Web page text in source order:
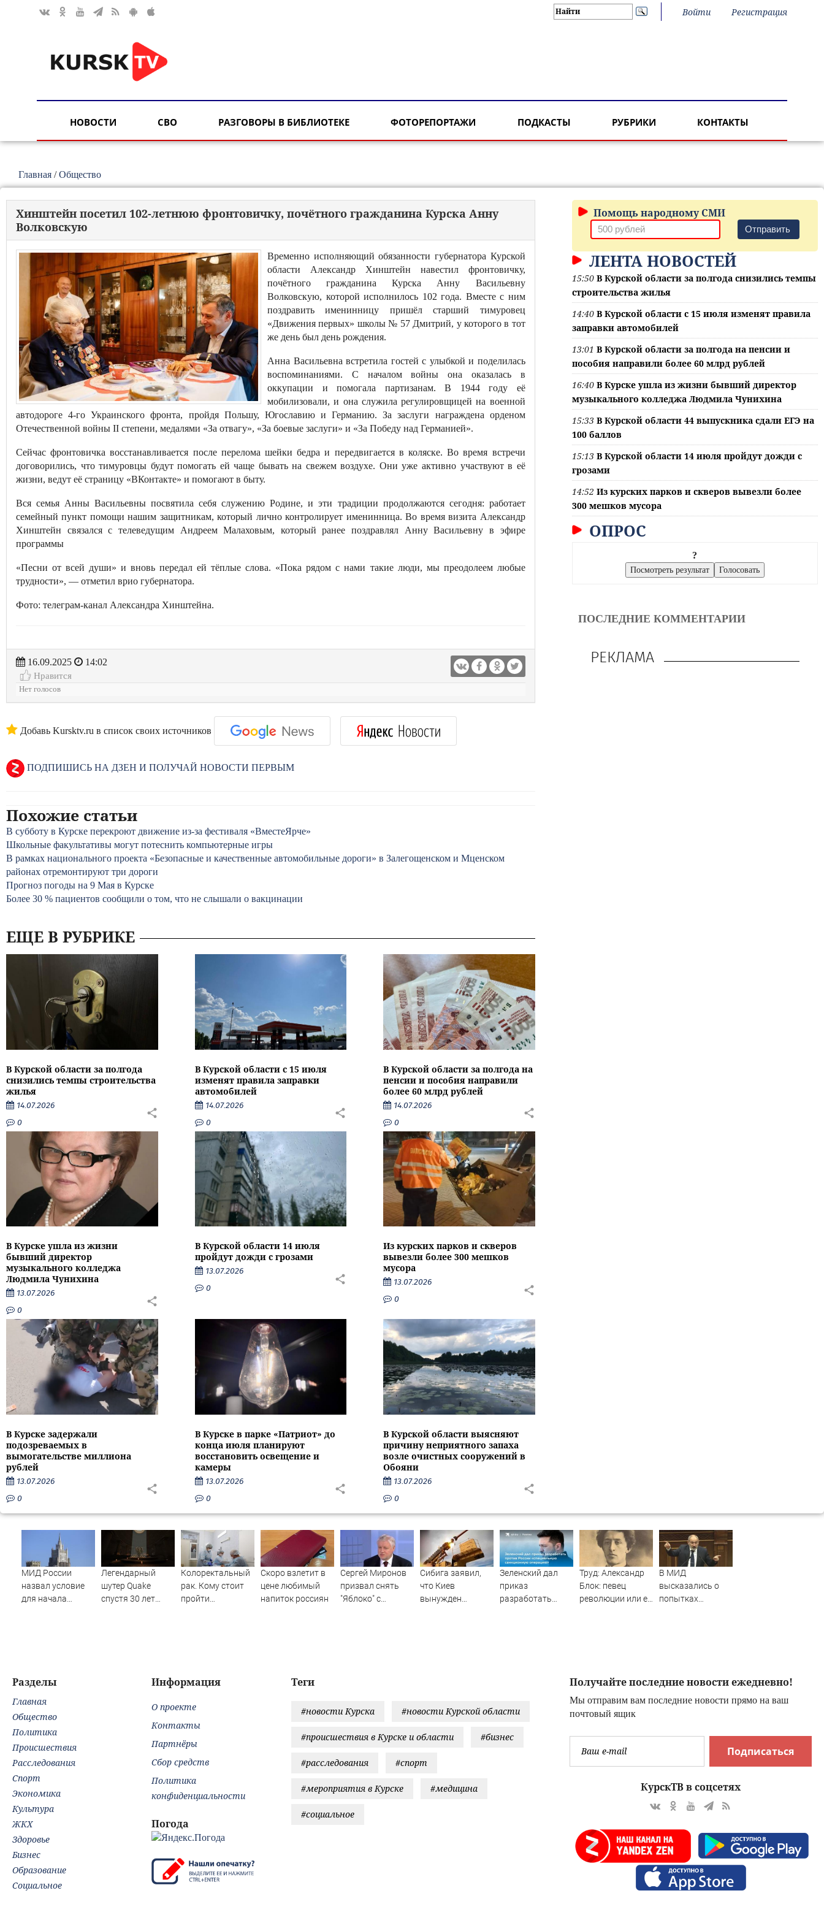
Войти Регистрация
НОВОСТИ СВО РАЗГОВОРЫ В БИБЛИОТЕКЕ ФОТОРЕПОРТАЖИ ПОДКАСТЫ РУБРИКИ КОНТАКТЫ
Главная /Общество
Хинштейн посетил 102-летнюю фронтовичку, почётного гражданина Курска Анну
Волковскую
Временно исполняющий обязанности губернатора Курской
области Александр Хинштейн навестил фронтовичку,
почётного гражданина Курска Анну Васильевну
Волковскую, которой исполнилось 102 года. Вместе с ним
поздравить именинницу пришёл старший тимуровец
«Движения первых» школы № 57 Дмитрий, у которого в тот
же день был день рождения.
Анна Васильевна встретила гостей с улыбкой и поделилась
воспоминаниями. С началом войны она оказалась в
оккупации и помогала партизанам. В 1944 году её
мобилизовали, и она служила регулировщицей на военной
автодороге 4-го Украинского фронта, пройдя Польшу, Югославию и Германию. За заслуги награждена орденом
Отечественной войны II степени, медалями «За отвагу», «За боевые заслуги» и «За Победу над Германией».
Сейчас фронтовичка восстанавливается после перелома шейки бедра и передвигается в коляске. Во время встречи
договорились, что тимуровцы будут помогать ей чаще бывать на свежем воздухе. Они уже активно участвуют в её
жизни, ведут её страницу «ВКонтакте» и помогают в быту.
Вся семья Анны Васильевны посвятила себя служению Родине, и эти традиции продолжаются сегодня: работает
семейный пункт помощи нашим защитникам, который лично контролирует именинница. Во время визита Александр
Хинштейн связался с телеведущим Андреем Малаховым, который ранее поздравлял Анну Васильевну в эфире
программы
«Песни от всей души» и вновь передал ей тёплые слова. «Пока рядом с нами такие люди, мы преодолеем любые
трудности», — отметил врио губернатора.
Фото: телеграм-канал Александра Хинштейна.
16.09.2025
14:02
Нравится
Нет голосов
Добавь Kursktv.ru в список своих источников
ПОДПИШИСЬ НА ДЗЕН И ПОЛУЧАЙ НОВОСТИ ПЕРВЫМ
Похожие статьи
В субботу в Курске перекроют движение из-за фестиваля «ВместеЯрче»
Школьные факультативы могут потеснить компьютерные игры
В рамках национального проекта «Безопасные и качественные автомобильные дороги» в Залегощенском и Мценском
районах отремонтируют три дороги
Прогноз погоды на 9 Мая в Курске
Более 30 % пациентов сообщили о том, что не слышали о вакцинации
ЕЩЕ В РУБРИКЕ
В Курской области за полгода
снизились темпы строительства
жилья
14.07.2026
0
В Курской области с 15 июля
изменят правила заправки
автомобилей
14.07.2026
0
В Курской области за полгода на
пенсии и пособия направили
более 60 млрд рублей
14.07.2026
0
В Курске ушла из жизни
бывший директор
музыкального колледжа
Людмила Чунихина
13.07.2026
0
В Курской области 14 июля
пройдут дожди с грозами
13.07.2026
0
Из курских парков и скверов
вывезли более 300 мешков
мусора
13.07.2026
0
В Курске задержали
подозреваемых в
вымогательстве миллиона
рублей
13.07.2026
0
В Курске в парке «Патриот» до
конца июля планируют
восстановить освещение и
камеры
13.07.2026
0
В Курской области выясняют
причину неприятного запаха
возле очистных сооружений в
Обояни
13.07.2026
0
Помощь народному СМИ
Отправить
ЛЕНТА НОВОСТЕЙ
15:50 В Курской области за полгода снизились темпы
строительства жилья
14:40 В Курской области с 15 июля изменят правила
заправки автомобилей
13:01 В Курской области за полгода на пенсии и
пособия направили более 60 млрд рублей
16:40 В Курске ушла из жизни бывший директор
музыкального колледжа Людмила Чунихина
15:33 В Курской области 44 выпускника сдали ЕГЭ на
100 баллов
15:13 В Курской области 14 июля пройдут дожди с
грозами
14:52 Из курских парков и скверов вывезли более
300 мешков мусора
ОПРОС
?
ПОСЛЕДНИЕ КОММЕНТАРИИ
РЕКЛАМА
МИД России
назвал условие
для начала
Легендарный
шутер Quake
спустя 30 лет
Колоректальный
рак. Кому стоит
пройти
Скоро взлетит в
цене любимый
напиток россиян
Сергей Миронов
призвал снять
"Яблоко" с
Сибига заявил,
что Киев
вынужден
Зеленский дал
приказ
разработать
Труд: Александр
Блок: певец
революции или ее
В МИД
высказались о
попытках
Получайте последние новости ежедневно!
Мы отправим вам последние новости прямо на ваш
почтовый ящик
Подписаться
КурскТВ в соцсетях
Теги
#новости Курска #новости Курской области
#происшествия в Курске и области #бизнес
#расследования #спорт
#мероприятия в Курске #медицина
#социальное
Разделы
Главная
Общество
Политика
Происшествия
Расследования
Спорт
Экономика
Культура
ЖКХ
Здоровье
Бизнес
Образование
Социальное
Информация
О проекте
Контакты
Партнёры
Сбор средств
Политика
конфиденциальности
Погода